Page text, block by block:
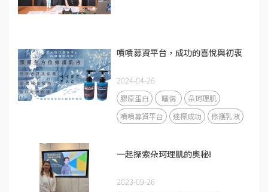
嘖嘖募資平台，成功的喜悅與初衷
2024-04-26
膠原蛋白 曬傷
朵珂理肌
嘖嘖募資平台
達標成功 修護乳液
一起探索朵珂理肌的奧秘!
2023-09-26